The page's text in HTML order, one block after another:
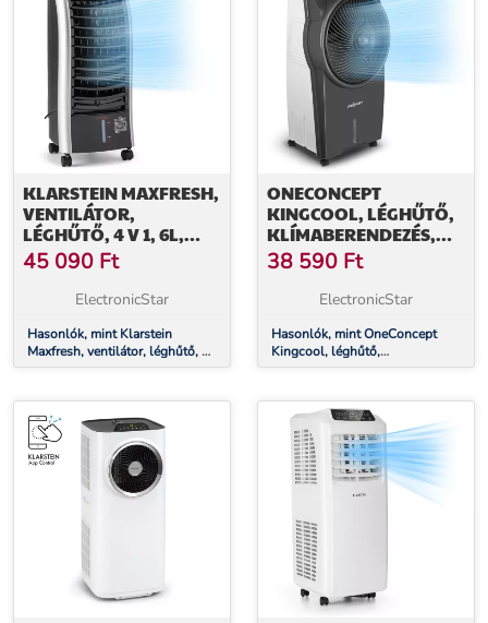
KLARSTEIN MAXFRESH,
VENTILÁTOR,
LÉGHŰTŐ, 4 V 1, 6L,
65W, TÁVIRÁNYÍTÓ, 2 X
JÉGCSOMAG
45 090 Ft
ElectronicStar
Hasonlók, mint Klarstein
Maxfresh, ventilátor, léghűtő, 4
v 1, 6L, 65W, távirányító, 2 x
ONECONCEPT
KINGCOOL, LÉGHŰTŐ,
KLÍMABERENDEZÉS,
VENTILÁTOR,
IONIZÁTOR, SZÜRKE
38 590 Ft
ElectronicStar
Hasonlók, mint OneConcept
Kingcool, léghűtő,
klímaberendezés, ventilátor,